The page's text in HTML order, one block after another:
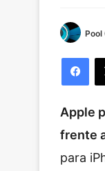
Pool
Apple
frente
para